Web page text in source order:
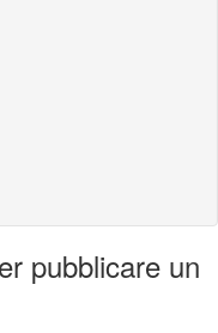
pubblicare un